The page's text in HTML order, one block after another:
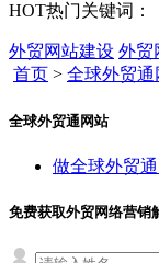
HOT热门关键词：
外贸网站建设 外贸
首页 > 全球外贸通
全球外贸通网站
做全球外贸
免费获取外贸网络营销